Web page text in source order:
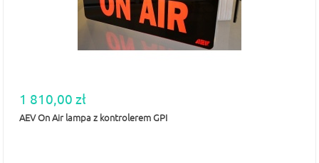
1 810,00 zł
AEV On Air lampa z kontrolerem GPI